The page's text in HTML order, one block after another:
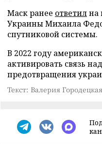
Маск ранее ответилна
Украины Михаила
спутниковой системы.
В 2022 году
активировать связь
предотвращения
Текст: Валерия Городецкая